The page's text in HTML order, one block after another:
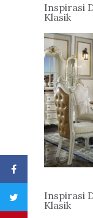
Inspirasi
Klasik
Inspirasi
Klasik